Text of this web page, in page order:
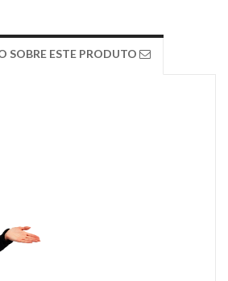
SOBRE ESTE PRODUTO